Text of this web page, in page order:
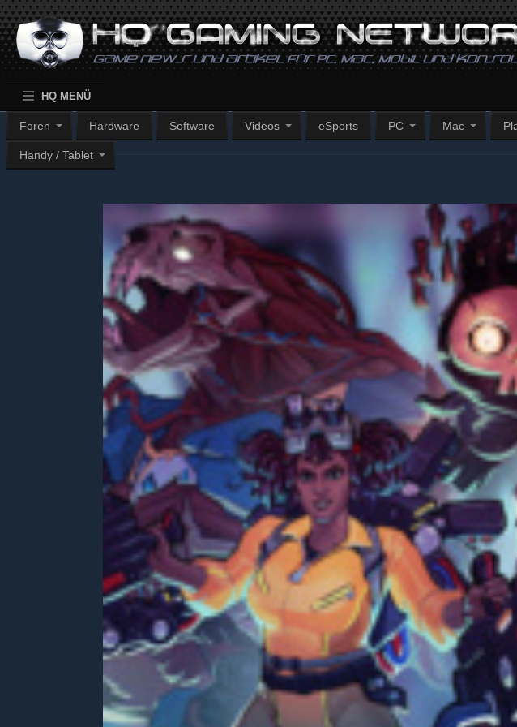
HQ MENÜ
Foren Hardware Software Videos eSports PC Mac
Handy / Tablet